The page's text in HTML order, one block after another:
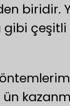
biridir.
çeşitli